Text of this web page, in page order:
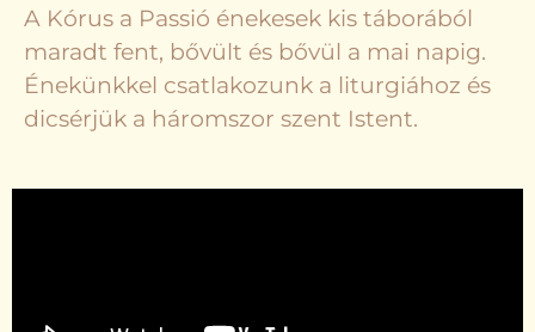
A Kórus a Passió énekesek kis táborából
maradt fent, bővült és bővül a mai napig.
Énekünkkel csatlakozunk a liturgiához és
dicsérjük a háromszor szent Istent.